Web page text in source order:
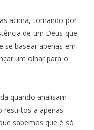
acima, tomando por
de um Deus que
se basear apenas em
um olhar para o
quando analisam
restritos a apenas
sabemos que é só